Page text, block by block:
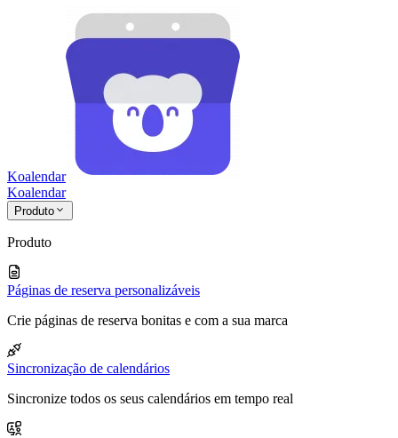
Koalendar
Koalendar
Produto
Produto
Páginas de reserva personalizáveis
Crie páginas de reserva bonitas e com a sua marca
Sincronização de calendários
Sincronize todos os seus calendários em tempo real